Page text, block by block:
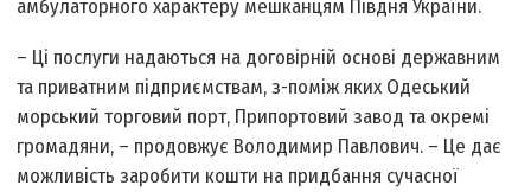
амбулаторного характеру мешканцям Півдня України.
– Ці послуги надаються на договірній основі державним
та приватним підприємствам, з-поміж яких Одеський
морський торговий порт, Припортовий завод та окремі
громадяни, – продовжує Володимир Павлович. – Це дає
можливість заробити кошти на придбання сучасної